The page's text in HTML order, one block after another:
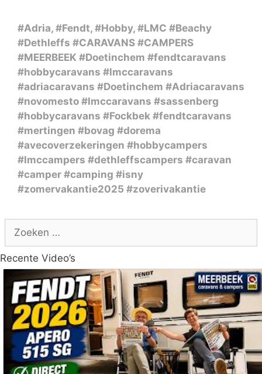
#Adria, #Fendt, #Hobby, #LMC #Beachy
#Dethleffs #CARAVANS #CAMPERS
#MEERBEEK #Doetinchem #fendtcaravans
#hobbycaravans #lmccaravans
#adriacaravans #Doetinchem #Adriacaravans
#novomesto #lmccaravans #sassenberg
#hobbycaravans #Fockbek #fendtcaravans
#mertingen #bovag #dorema
#avecoverzekeringen #hobbycampers
#lmccampers #dethleffscampers #caravan
#camper #camping #isny
#zomervakantie2025 #zoverivakantie
naar:
Recente Video’s